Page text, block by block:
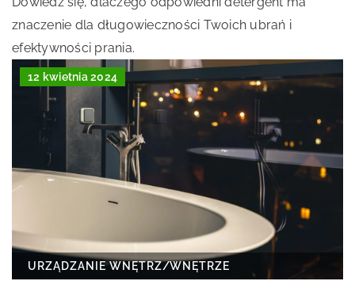
znaczenie dla długowieczności Twoich ubrań i
efektywności prania.
12 kwietnia 2024
URZĄDZANIE WNĘTRZ/WNĘTRZE